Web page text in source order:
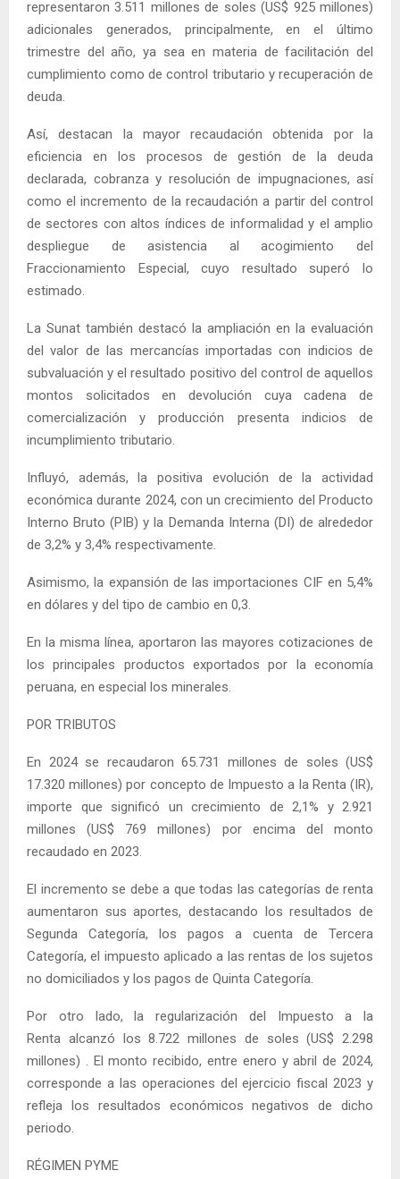
representaron 3.511 millones de soles (US$ 925 millones)
adicionales generados, principalmente, en el último
trimestre del año, ya sea en materia de facilitación del
cumplimiento como de control tributario y recuperación de
deuda.
Así, destacan la mayor recaudación obtenida por la
eficiencia en los procesos de gestión de la deuda
declarada, cobranza y resolución de impugnaciones, así
como el incremento de la recaudación a partir del control
de sectores con altos índices de informalidad y el amplio
despliegue de asistencia al acogimiento del
Fraccionamiento Especial, cuyo resultado superó lo
estimado.
La Sunat también destacó la ampliación en la evaluación
del valor de las mercancías importadas con indicios de
subvaluación y el resultado positivo del control de aquellos
montos solicitados en devolución cuya cadena de
comercialización y producción presenta indicios de
incumplimiento tributario.
Influyó, además, la positiva evolución de la actividad
económica durante 2024, con un crecimiento del Producto
Interno Bruto (PIB) y la Demanda Interna (DI) de alrededor
de 3,2% y 3,4% respectivamente.
Asimismo, la expansión de las importaciones CIF en 5,4%
en dólares y del tipo de cambio en 0,3.
En la misma línea, aportaron las mayores cotizaciones de
los principales productos exportados por la economía
peruana, en especial los minerales.
POR TRIBUTOS
En 2024 se recaudaron 65.731 millones de soles (US$
17.320 millones) por concepto de Impuesto a la Renta (IR),
importe que significó un crecimiento de 2,1% y 2.921
millones (US$ 769 millones) por encima del monto
recaudado en 2023.
El incremento se debe a que todas las categorías de renta
aumentaron sus aportes, destacando los resultados de
Segunda Categoría, los pagos a cuenta de Tercera
Categoría, el impuesto aplicado a las rentas de los sujetos
no domiciliados y los pagos de Quinta Categoría.
Por otro lado, la regularización del Impuesto a la
Renta alcanzó los 8.722 millones de soles (US$ 2.298
millones) . El monto recibido, entre enero y abril de 2024,
corresponde a las operaciones del ejercicio fiscal 2023 y
refleja los resultados económicos negativos de dicho
periodo.
RÉGIMEN PYME